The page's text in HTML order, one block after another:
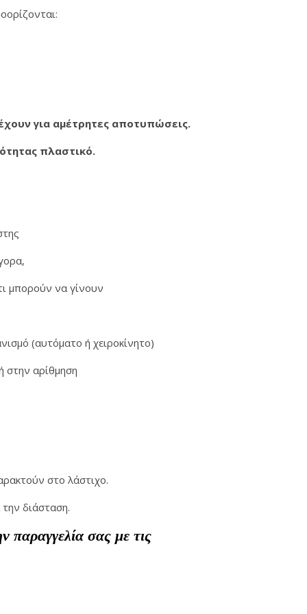
για αμέτρητες αποτυπώσεις.
πλαστικό.
μπορούν να γίνουν
(αυτόματο ή χειροκίνητο)
στην αρίθμηση
στο λάστιχο.
διάσταση.
σας με τις